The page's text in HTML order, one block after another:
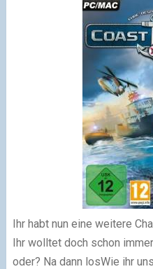
Ihr habt nun eine weitere
Ihr wolltet doch schon
oder? Na dann losWie ihr